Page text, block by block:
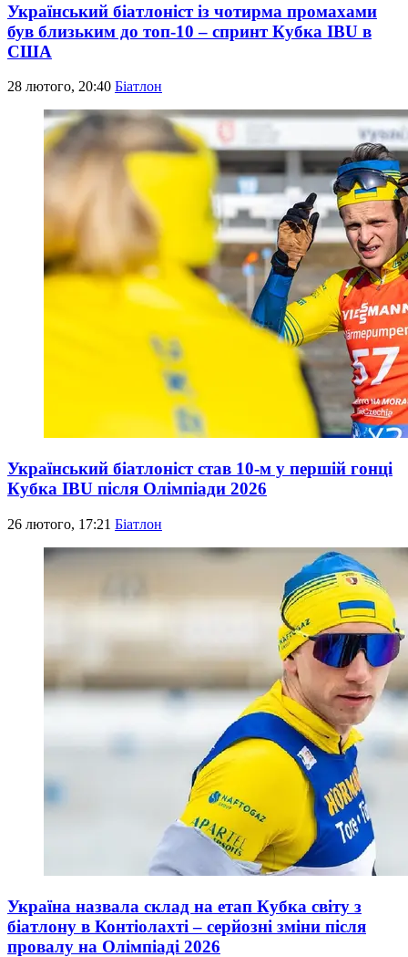
Український біатлоніст із чотирма промахами
був близьким до топ-10 – спринт Кубка IBU в
США
28 лютого, 20:40 Біатлон
Український біатлоніст став 10-м у першій гонці
Кубка IBU після Олімпіади 2026
26 лютого, 17:21 Біатлон
Україна назвала склад на етап Кубка світу з
біатлону в Контіолахті – серйозні зміни після
провалу на Олімпіаді 2026